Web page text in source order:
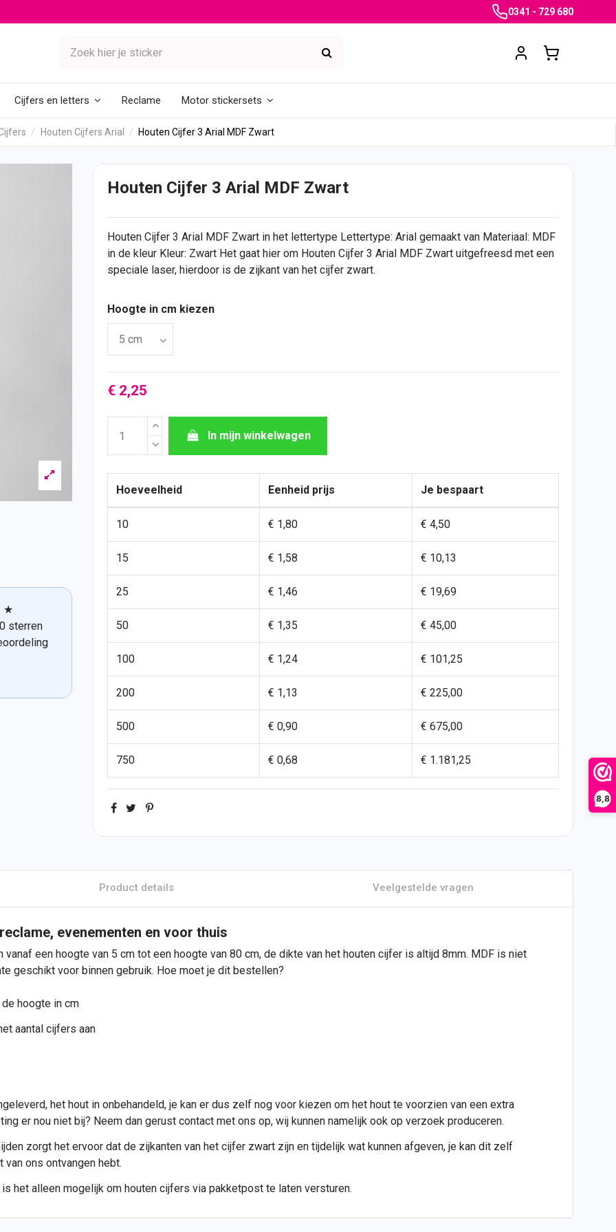
8,8
0341 - 729 680
Cijfers en letters Reclame Motor stickersets
Houten Cijfers Arial Houten Cijfer 3 Arial MDF Zwart
★
sterren
Houten Cijfer 3 Arial MDF Zwart
Houten Cijfer3 Arial MDF Zwart in het lettertype Lettertype: Arial gemaakt van Materiaal: MDF
in de kleur Kleur: Zwart Het gaat hier om Houten Cijfer3 Arial MDF Zwart uitgefreesd met een
speciale laser, hierdoor is de zijkant van het cijfer zwart.
Hoogte in cm kiezen
€ 2,25
In mijn winkelwagen
Hoeveelheid Eenheid prijs Je bespaart
10 € 1,80 € 4,50
15 € 1,58 € 10,13
25 € 1,46 € 19,69
50 € 1,35 € 45,00
100 € 1,24 € 101,25
200 € 1,13 € 225,00
500 € 0,90 € 675,00
750 € 0,68 € 1.181,25
Product details Veelgestelde vragen
evenementen en voor thuis
een hoogte van 5 cm tot een hoogte van 80 cm, de dikte van het houten cijfer is altijd 8mm. MDF is niet
geschikt voor binnen gebruik. Hoe moet je dit bestellen?
hoogte in cm
aantal cijfers aan
het hout in onbehandeld, je kan er dus zelf nog voor kiezen om het hout te voorzien van een extra
er nou niet bij? Neem dan gerust contact met ons op, wij kunnen namelijk ook op verzoek produceren.
zorgt het ervoor dat de zijkanten van het cijfer zwart zijn en tijdelijk wat kunnen afgeven, je kan dit zelf
ons ontvangen hebt.
het alleen mogelijk om houten cijfers via pakketpost te laten versturen.